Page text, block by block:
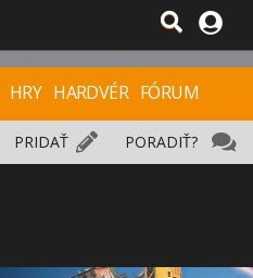
HRY HARDVÉR FÓRUM
PORADIŤ?
PRIDAŤ